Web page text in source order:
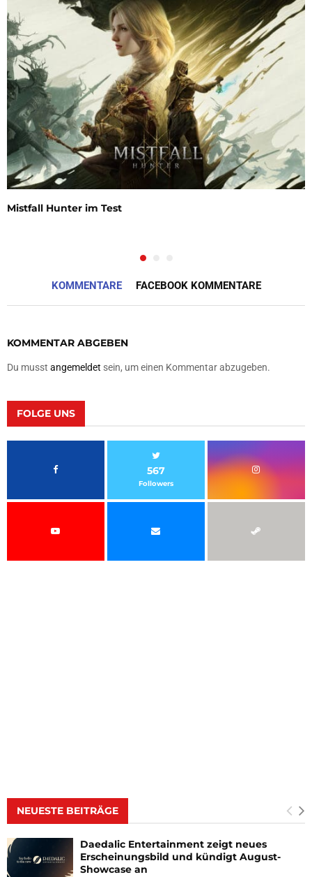
Mistfall Hunter im Test
KOMMENTARE FACEBOOK KOMMENTARE
KOMMENTAR ABGEBEN
Du musst angemeldet sein, um einen Kommentar abzugeben.
FOLGE UNS
567
Followers
NEUESTE BEITRÄGE
Daedalic Entertainment zeigt neues
Erscheinungsbild und kündigt August-
Showcase an